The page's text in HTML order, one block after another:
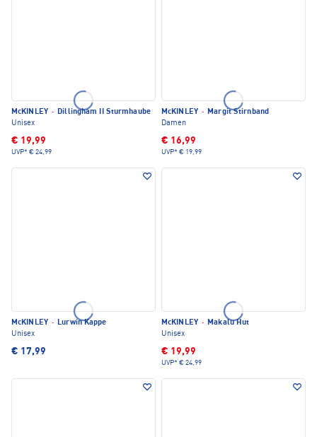
McKINLEY · Dillingham II Sturmhaube
Unisex
€ 19,99
UVP* € 24,99
McKINLEY · Margit Stirnband
Damen
€ 16,99
UVP* € 19,99
McKINLEY · Lurwin Kappe
Unisex
€ 17,99
McKINLEY · Makalu Hut
Unisex
€ 19,99
UVP* € 24,99